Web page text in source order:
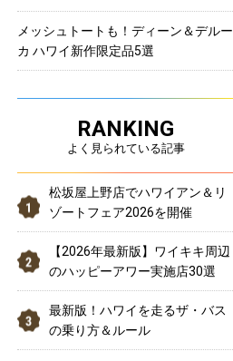
メッシュトートも！ディーン＆デルー
カ ハワイ新作限定品5選
RANKING
よく見られている記事
松坂屋上野店でハワイアン＆リ
ゾートフェア2026を開催
【2026年最新版】ワイキキ周辺
のハッピーアワー実施店30選
最新版！ハワイを走るザ・バス
の乗り方＆ルール